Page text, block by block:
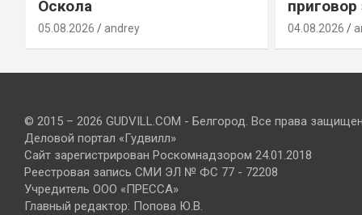
Оскола
05.08.2026 andrey 04.08.2026
© 2015 – 2026 GUDVILL.COM - Белгород. Все права
Деловой портал «Гудвилл»
Сайт зарегистрирован Роскомнадзором 24.01.2018
Реестровая запись СМИ ЭЛ № ФС 77 - 72208
Учредитель ООО «ПРЕССА»
Главный редактор: Попова Ю.В.